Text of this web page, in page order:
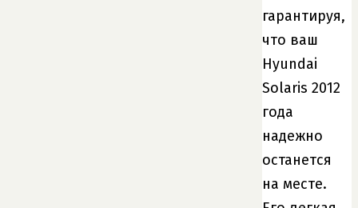
гарантируя,
что ваш
Hyundai
Solaris 2012
года
надежно
останется
на месте.